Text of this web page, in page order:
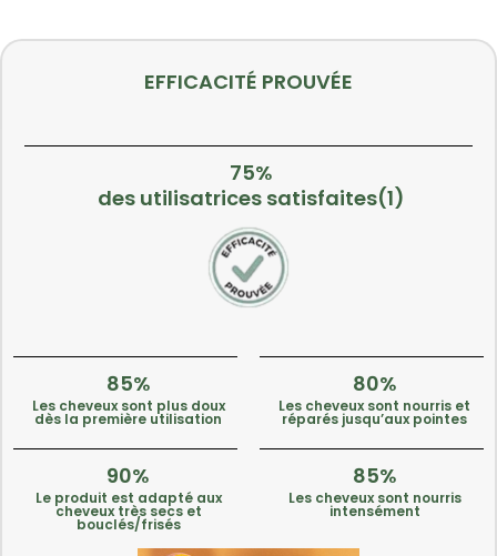
EFFICACITÉ PROUVÉE
75%
des utilisatrices satisfaites(1)
85%
Les cheveux sont plus doux
dès la première utilisation
80%
Les cheveux sont nourris et
réparés jusqu’aux pointes
90%
Le produit est adapté aux
cheveux très secs et
bouclés/frisés
85%
Les cheveux sont nourris
intensément